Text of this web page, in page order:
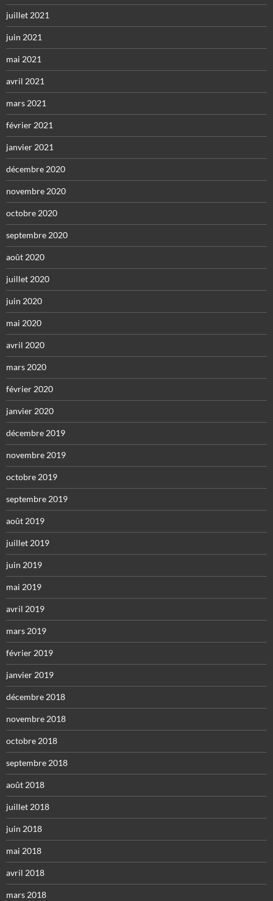
juillet 2021
juin 2021
mai 2021
avril 2021
mars 2021
février 2021
janvier 2021
décembre 2020
novembre 2020
octobre 2020
septembre 2020
août 2020
juillet 2020
juin 2020
mai 2020
avril 2020
mars 2020
février 2020
janvier 2020
décembre 2019
novembre 2019
octobre 2019
septembre 2019
août 2019
juillet 2019
juin 2019
mai 2019
avril 2019
mars 2019
février 2019
janvier 2019
décembre 2018
novembre 2018
octobre 2018
septembre 2018
août 2018
juillet 2018
juin 2018
mai 2018
avril 2018
mars 2018